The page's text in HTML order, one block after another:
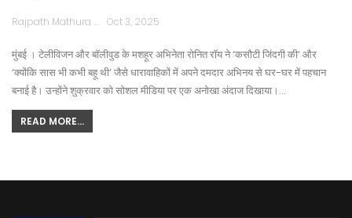
Rajpath Mathura Oct 3, 2025
मुंबई । टेलीविजन और बॉलीवुड के मशहूर अभिनेता रोनित रॉय ने ‘कसौटी जिंदगी की’ और
‘क्योंकि सास भी कभी बहू थी’ जैसे धारावाहिकों में अपने दमदार अभिनय से घर-घर में पहचान
बनाई है। उन्होंने शुक्रवार को सोशल मीडिया पर एक अनोखा अंदाज दिखाया।…
READ MORE...